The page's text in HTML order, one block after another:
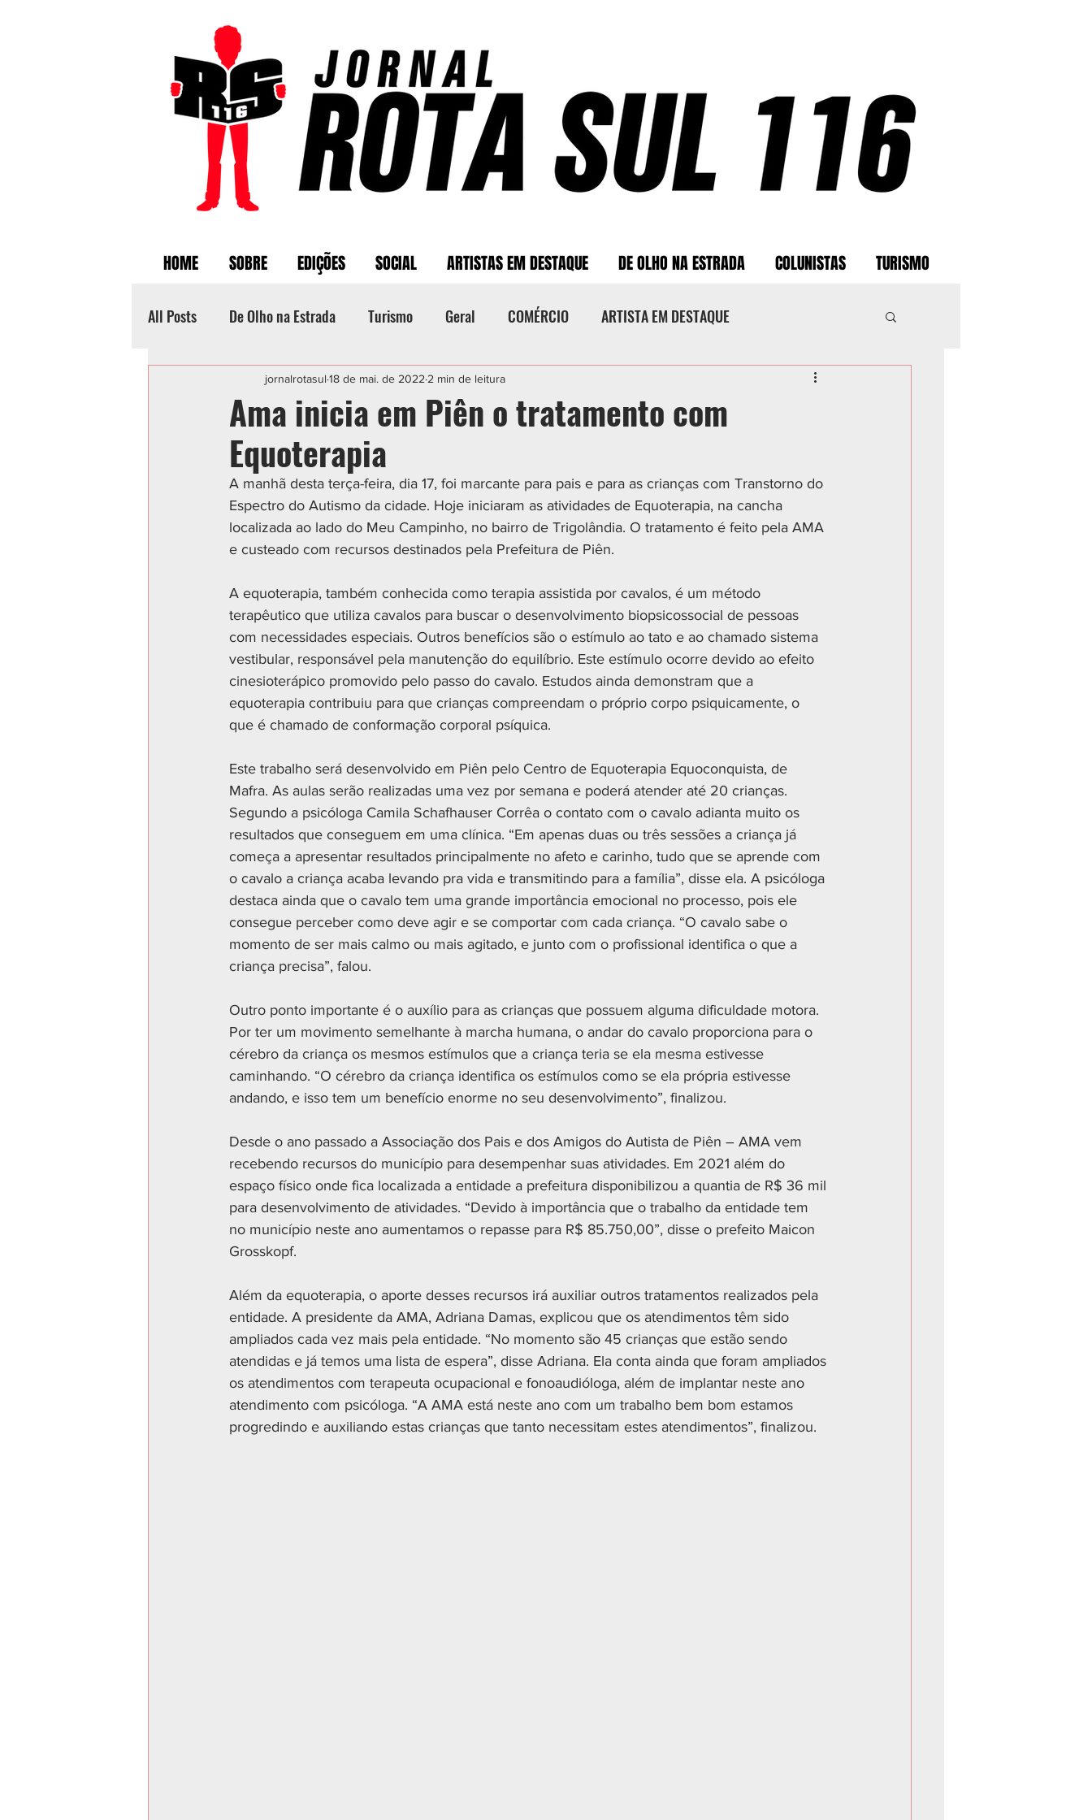
HOME SOBRE EDIÇÕES SOCIAL ARTISTAS EM DESTAQUE DE OLHO NA ESTRADA COLUNISTAS TURISMO
All Posts De Olho na Estrada Turismo Geral COMÉRCIO ARTISTA EM DESTAQUE
Categoria sem título POLICIAL ESPORTE CIDADES
Ama inicia em Piên o tratamento com
Equoterapia
jornalrotasul 18 de mai. de 2022 2 min de leitura
A manhã desta terça-feira, dia 17, foi marcante para pais e para as crianças com Transtorno do
Espectro do Autismo da cidade. Hoje iniciaram as atividades de Equoterapia, na cancha
localizada ao lado do Meu Campinho, no bairro de Trigolândia. O tratamento é feito pela AMA
e custeado com recursos destinados pela Prefeitura de Piên.
A equoterapia, também conhecida como terapia assistida por cavalos, é um método
terapêutico que utiliza cavalos para buscar o desenvolvimento biopsicossocial de pessoas
com necessidades especiais. Outros benefícios são o estímulo ao tato e ao chamado sistema
vestibular, responsável pela manutenção do equilíbrio. Este estímulo ocorre devido ao efeito
cinesioterápico promovido pelo passo do cavalo. Estudos ainda demonstram que a
equoterapia contribuiu para que crianças compreendam o próprio corpo psiquicamente, o
que é chamado de conformação corporal psíquica.
Este trabalho será desenvolvido em Piên pelo Centro de Equoterapia Equoconquista, de
Mafra. As aulas serão realizadas uma vez por semana e poderá atender até 20 crianças.
Segundo a psicóloga Camila Schafhauser Corrêa o contato com o cavalo adianta muito os
resultados que conseguem em uma clínica. “Em apenas duas ou três sessões a criança já
começa a apresentar resultados principalmente no afeto e carinho, tudo que se aprende com
o cavalo a criança acaba levando pra vida e transmitindo para a família”, disse ela. A psicóloga
destaca ainda que o cavalo tem uma grande importância emocional no processo, pois ele
consegue perceber como deve agir e se comportar com cada criança. “O cavalo sabe o
momento de ser mais calmo ou mais agitado, e junto com o profissional identifica o que a
criança precisa”, falou.
Outro ponto importante é o auxílio para as crianças que possuem alguma dificuldade motora.
Por ter um movimento semelhante à marcha humana, o andar do cavalo proporciona para o
cérebro da criança os mesmos estímulos que a criança teria se ela mesma estivesse
caminhando. “O cérebro da criança identifica os estímulos como se ela própria estivesse
andando, e isso tem um benefício enorme no seu desenvolvimento”, finalizou.
Desde o ano passado a Associação dos Pais e dos Amigos do Autista de Piên – AMA vem
recebendo recursos do município para desempenhar suas atividades. Em 2021 além do
espaço físico onde fica localizada a entidade a prefeitura disponibilizou a quantia de R$ 36 mil
para desenvolvimento de atividades. “Devido à importância que o trabalho da entidade tem
no município neste ano aumentamos o repasse para R$ 85.750,00”, disse o prefeito Maicon
Grosskopf.
Além da equoterapia, o aporte desses recursos irá auxiliar outros tratamentos realizados pela
entidade. A presidente da AMA, Adriana Damas, explicou que os atendimentos têm sido
ampliados cada vez mais pela entidade. “No momento são 45 crianças que estão sendo
atendidas e já temos uma lista de espera”, disse Adriana. Ela conta ainda que foram ampliados
os atendimentos com terapeuta ocupacional e fonoaudióloga, além de implantar neste ano
atendimento com psicóloga. “A AMA está neste ano com um trabalho bem bom estamos
progredindo e auxiliando estas crianças que tanto necessitam estes atendimentos”, finalizou.